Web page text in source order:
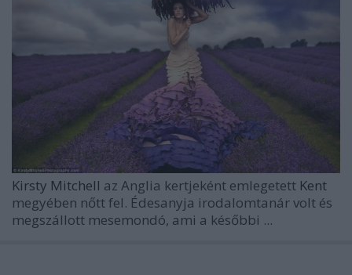
Kirsty Mitchell az Anglia kertjeként emlegetett Kent
megyében nőtt fel. Édesanyja irodalomtanár volt és
megszállott mesemondó, ami a későbbi ...